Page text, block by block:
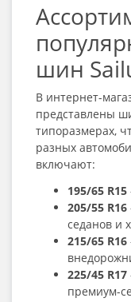
шин
В интернет-
представлены
типоразмерах,
разных
включают:
195/65 R15
205/55 R16
седанов и
215/65 R16
225/45 R17
премиум-